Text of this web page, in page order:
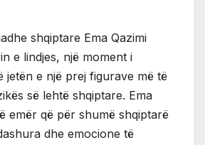
shqiptare Ema Qazimi
e lindjes, një moment i
jetën e një prej figurave më të
së lehtë shqiptare. Ema
emër që për shumë shqiptarë
dhe emocione të